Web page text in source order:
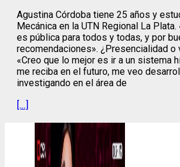
Agustina Córdoba tiene 25 años y
Mecánica en la UTN Regional La
es pública para todos y todas, y por
recomendaciones». ¿Presencialidad o
«Creo que lo mejor es ir a un sistema
me reciba en el futuro, me veo
investigando en el área de
[…]